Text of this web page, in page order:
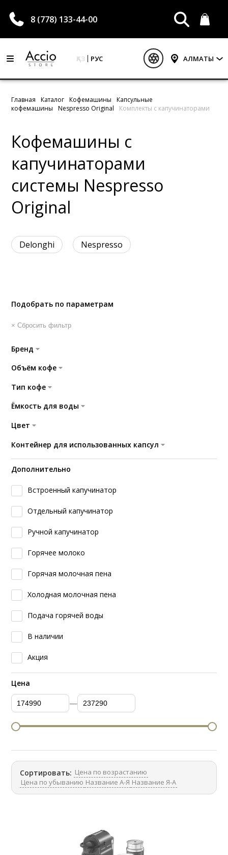
8 (778) 133-44-00
ҚАЗ РУС АЛМАТЫ
Главная Каталог Кофемашины
Капсульные
кофемашины
Nespresso Original Комплекты с капучинаторами
Кофемашины с
капучинаторами
системы Nespresso
Original
Delonghi Nespresso
Подобрать по параметрам
× Сбросить фильтр
Бренд
Объём кофе
Тип кофе
Ёмкость для воды
Цвет
Контейнер для использованных капсул
Дополнительно
Встроенный капучинатор
Отдельный капучинатор
Ручной капучинатор
Горячее молоко
Горячая молочная пена
Холодная молочная пена
Подача горячей воды
В наличии
Акция
Цена
—
Сортировать: Цена по возрастанию
Цена по убыванию Название А-Я Название Я-А